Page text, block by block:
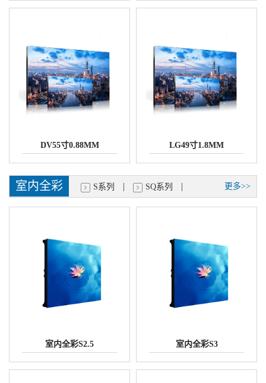
DV55寸0.88MM LG49寸1.8MM
室内全彩 更多>>
S系列 | SQ系列 |
室内全彩S2.5 室内全彩S3